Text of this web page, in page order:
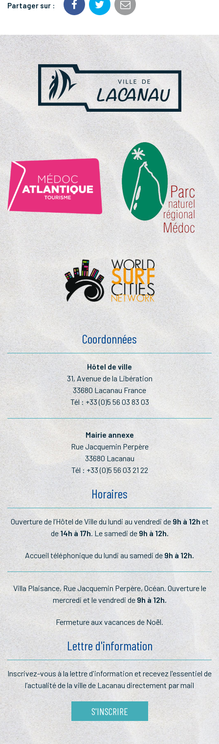
Partager sur :
NOS
PARTENAIRES
Coordonnées
Hôtel de ville
31, Avenue de la Libération
33680 Lacanau France
Tél : +33 (0)5 56 03 83 03
Mairie annexe
Rue Jacquemin Perpère
33680 Lacanau
Tél : +33 (0)5 56 03 21 22
Horaires
Ouverture de l’Hôtel de Ville du lundi au vendredi de 9h à 12h et
de 14h à 17h . Le samedi de 9h à 12h.
Accueil téléphonique du lundi au samedi de9h à 12h.
Villa Plaisance, Rue Jacquemin Perpère, Océan. Ouverture le
mercredi et le vendredi de 9h à 12h.
Fermeture aux vacances de Noël.
Lettre d'information
Inscrivez-vous à la lettred'information et recevez l'essentiel de
l’actualité de la ville de Lacanau directement par mail
S'INSCRIRE